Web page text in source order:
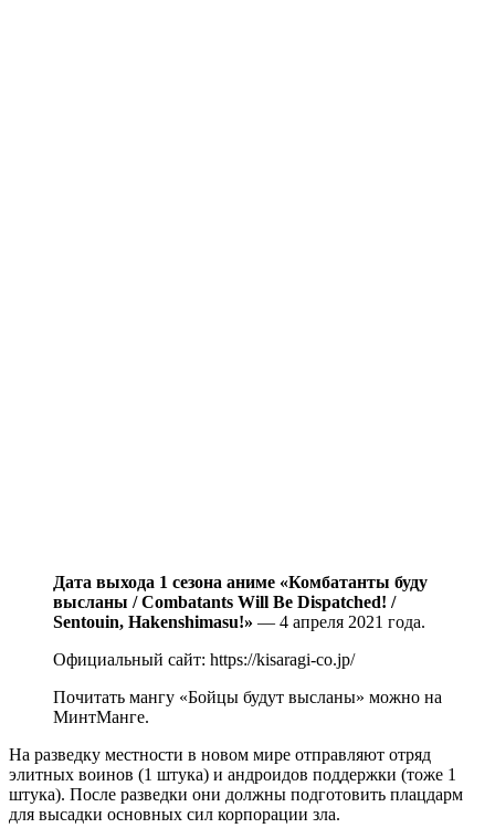
Дата выхода 1 сезона аниме «Комбатанты буду
высланы / Combatants Will Be Dispatched! /
Sentouin, Hakenshimasu!» — 4 апреля 2021 года.
Официальный сайт: https://kisaragi-co.jp/
Почитать мангу «Бойцы будут высланы» можно на
МинтМанге.
На разведку местности в новом мире отправляют отряд
элитных воинов (1 штука) и андроидов поддержки (тоже 1
штука). После разведки они должны подготовить плацдарм
для высадки основных сил корпорации зла.